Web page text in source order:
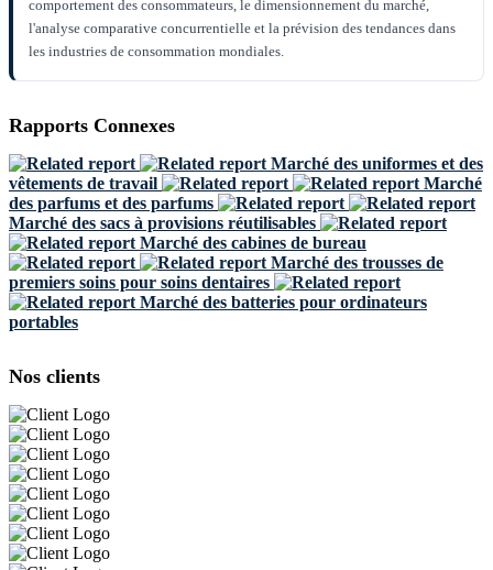
comportement des consommateurs, le dimensionnement du marché,
l'analyse comparative concurrentielle et la prévision des tendances dans
les industries de consommation mondiales.
Rapports Connexes
Marché des uniformes et des
vêtements de travail
Marché
des parfums et des parfums
Marché des sacs à provisions réutilisables
Marché des cabines de bureau
Marché des trousses de
premiers soins pour soins dentaires
Marché des batteries pour ordinateurs
portables
Nos clients